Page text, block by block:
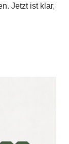
Jetzt ist klar,